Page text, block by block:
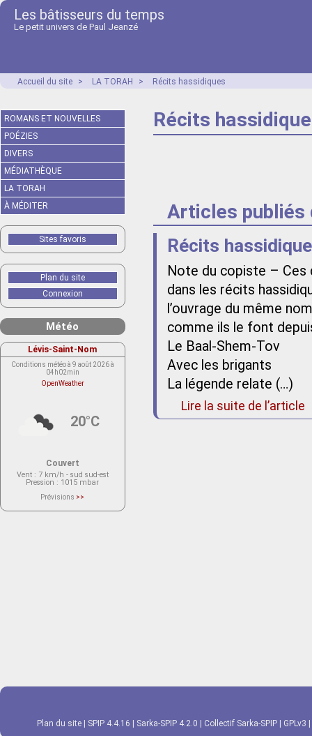
Les bâtisseurs du temps
Le petit univers de Paul Jeanzé
Accueil du site > LA TORAH > Récits hassidiques
Récits
Articles publiés
Récits
Note du copiste –
dans les récits
l’ouvrage du même
comme ils le font
Le Baal-Shem-Tov
Avec les brigants
La légende relate (…)
Lire la suite de l’article
ROMANS ET NOUVELLES
POÉZIES
DIVERS
MÉDIATHÈQUE
LA TORAH
À MÉDITER
Sites favoris
Plan du site
Connexion
Météo
Lévis-Saint-Nom
Conditions météo à 9 août 2026 à
04h02min
OpenWeather
20°C
Couvert
Vent : 7 km/h - sud sud-est
Pression : 1015 mbar
Prévisions >>
actuellement aucune prévision
Plan du site SPIP 4.4.16 Sarka-SPIP 4.2.0 Collectif Sarka-SPIP GPLv3